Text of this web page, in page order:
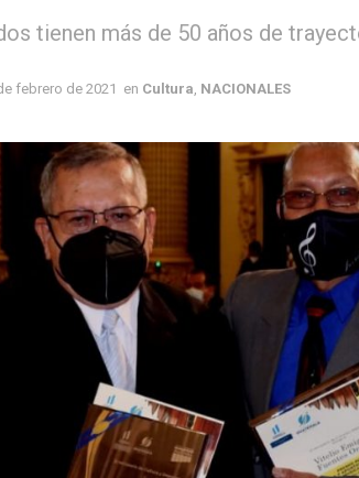
tienen más de 50 años de
febrero de 2021 en Cultura NACIONALES